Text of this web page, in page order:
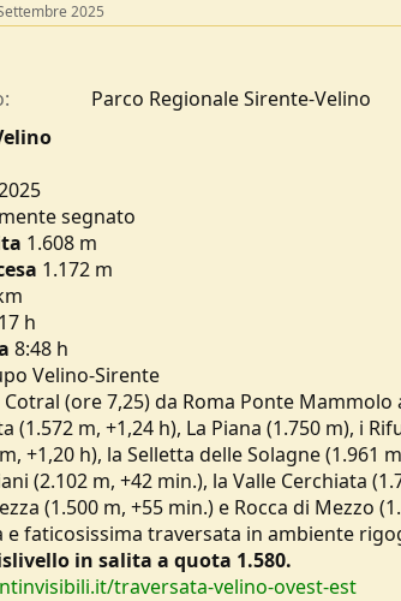
2025
Parco Regionale Sirente-Velino
segnato
1.608 m
1.172 m
h
8:48 h
Velino-Sirente
Cotral (ore 7,25) da Roma Ponte Mammolo
(1.572 m, +1,24 h), La Piana (1.750 m), i
+1,20 h), la Selletta delle Solagne (1.961
(2.102 m, +42 min.), la Valle Cerchiata
(1.500 m, +55 min.) e Rocca di Mezzo
e faticosissima traversata in ambiente
in salita a quota 1.580.
traversata-velino-ovest-est